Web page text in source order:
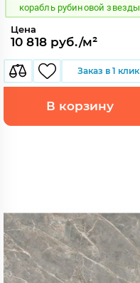
корабль рубиновой звезды
Цена
10 818 руб./м²
Заказ в 1 клик
В корзину